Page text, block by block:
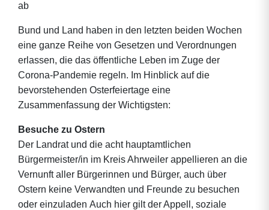
ab
Bund und Land haben in den letzten beiden Wochen
eine ganze Reihe von Gesetzen und Verordnungen
erlassen, die das öffentliche Leben im Zuge der
Corona-Pandemie regeln. Im Hinblick auf die
bevorstehenden Osterfeiertage eine
Zusammenfassung der Wichtigsten:
Besuche zu Ostern
Der Landrat und die acht hauptamtlichen
Bürgermeister/in im Kreis Ahrweiler appellieren an die
Vernunft aller Bürgerinnen und Bürger, auch über
Ostern keine Verwandten und Freunde zu besuchen
oder einzuladen Auch hier gilt der Appell, soziale